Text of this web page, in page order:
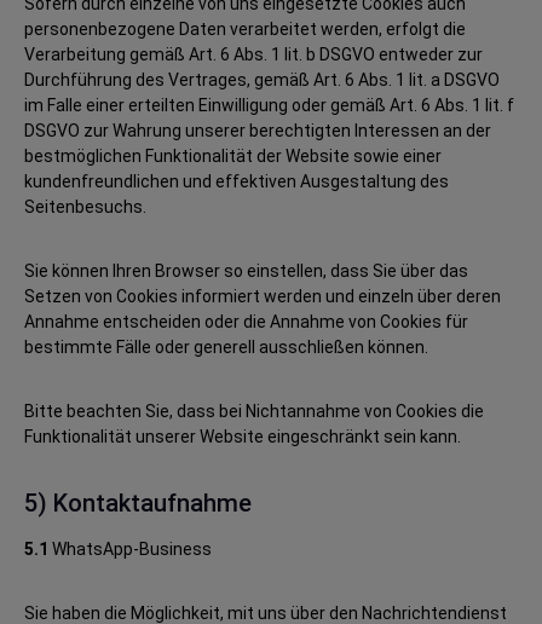
personenbezogene Daten verarbeitet werden, erfolgt die
Verarbeitung gemäß Art. 6 Abs. 1 lit. b DSGVO entweder zur
Durchführung des Vertrages, gemäß Art. 6 Abs. 1 lit. a DSGVO
im Falle einer erteilten Einwilligung oder gemäß Art. 6 Abs. 1 lit. f
DSGVO zur Wahrung unserer berechtigten Interessen an der
bestmöglichen Funktionalität der Website sowie einer
kundenfreundlichen und effektiven Ausgestaltung des
Seitenbesuchs.
Sie können Ihren Browser so einstellen, dass Sie über das
Setzen von Cookies informiert werden und einzeln über deren
Annahme entscheiden oder die Annahme von Cookies für
bestimmte Fälle oder generell ausschließen können.
Bitte beachten Sie, dass bei Nichtannahme von Cookies die
Funktionalität unserer Website eingeschränkt sein kann.
5) Kontaktaufnahme
5.1 WhatsApp-Business
Sie haben die Möglichkeit, mit uns über den Nachrichtendienst